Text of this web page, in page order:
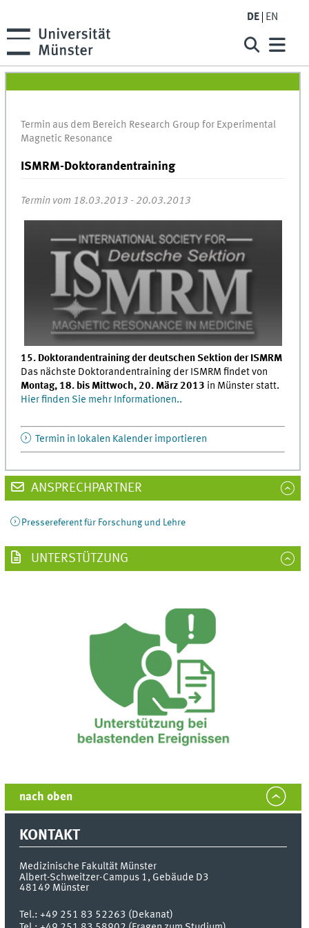
DE EN
Termin aus dem Bereich Research Group for Experimental
Magnetic Resonance
ISMRM-Doktorandentraining
Termin vom 18.03.2013 - 20.03.2013
15. Doktorandentraining der deutschen Sektion der ISMRM
Das nächste Doktorandentraining der ISMRM findet von
Montag, 18. bis Mittwoch, 20. März 2013 in Münster statt.
Hier finden Sie mehr Informationen..
Termin in lokalen Kalender importieren
ANSPRECHPARTNER
Pressereferent für Forschung und Lehre
UNTERSTÜTZUNG
nach oben
KONTAKT
Medizinische Fakultät Münster
Albert-Schweitzer-Campus 1, Gebäude D3
48149 Münster
Tel.:+49 251 83 52263 (Dekanat)